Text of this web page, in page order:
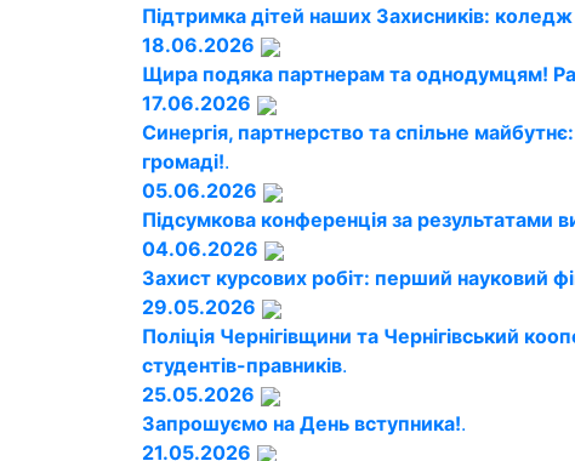
Підтримка дітей наших Захисників:
18.06.2026
Щира подяка партнерам та однодумцям!
17.06.2026
Синергія, партнерство та спільне
громаді!.
05.06.2026
Підсумкова конференція за результатами
04.06.2026
Захист курсових робіт: перший науковий
29.05.2026
Поліція Чернігівщини та Чернігівський
студентів-правників.
25.05.2026
Запрошуємо на День вступника!.
21.05.2026